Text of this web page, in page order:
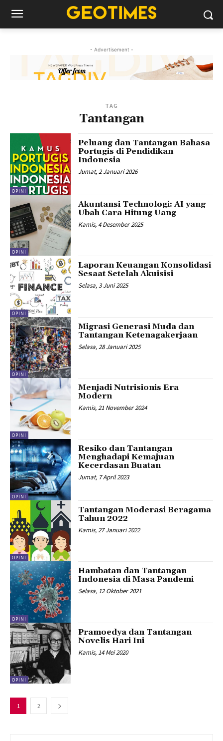
- Advertisement -
TAG
Tantangan
OPINI
Peluang dan Tantangan Bahasa
Portugis di Pendidikan
Indonesia
Jumat, 2 Januari 2026
OPINI
Akuntansi Technologi: AI yang
Ubah Cara Hitung Uang
Kamis, 4 Desember 2025
OPINI
Laporan Keuangan Konsolidasi
Sesaat Setelah Akuisisi
Selasa, 3 Juni 2025
OPINI
Migrasi Generasi Muda dan
Tantangan Ketenagakerjaan
Selasa, 28 Januari 2025
OPINI
Menjadi Nutrisionis Era
Modern
Kamis, 21 November 2024
OPINI
Resiko dan Tantangan
Menghadapi Kemajuan
Kecerdasan Buatan
Jumat, 7 April 2023
OPINI
Tantangan Moderasi Beragama
Tahun 2022
Kamis, 27 Januari 2022
OPINI
Hambatan dan Tantangan
Indonesia di Masa Pandemi
Selasa, 12 Oktober 2021
OPINI
Pramoedya dan Tantangan
Novelis Hari Ini
Kamis, 14 Mei 2020
1 2